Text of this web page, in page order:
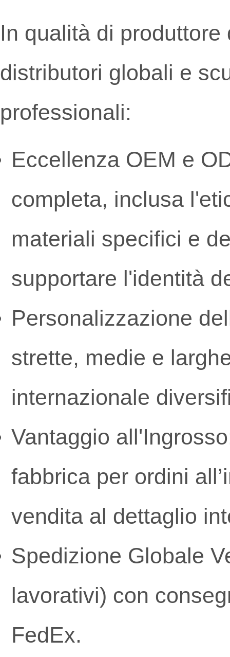
In qualità di
distributori globali e
professionali:
Eccellenza OEM e
completa, inclusa
materiali specifici e
supportare l'identità
Personalizzazione
strette, medie e
internazionale
Vantaggio
fabbrica per ordini
vendita al dettaglio
Spedizione Globale
lavorativi) con
FedEx.